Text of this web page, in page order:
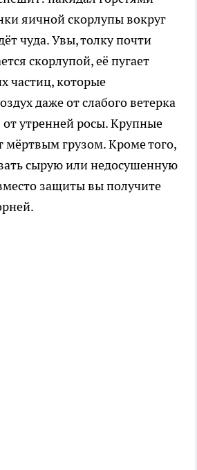
яичной скорлупы вокруг
чуда. Увы, толку почти
скорлупой, её пугает
частиц, которые
даже от слабого ветерка
утренней росы. Крупные
мёртвым грузом. Кроме того,
сырую или недосушенную
защиты вы получите